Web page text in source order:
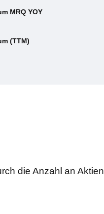
MRQ YOY
(TTM)
die Anzahl an Aktien